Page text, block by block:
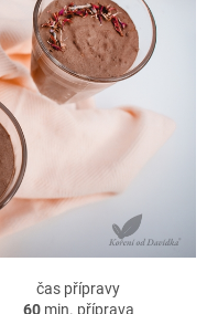
čas přípravy
60min. příprava